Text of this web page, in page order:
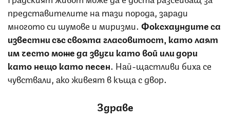
представителите на тази порода, заради
многото си шумове и миризми. Фоксхаундите са
известни със своята гласовитост, като лаят
им често може да звучи като вой или дори
като нещо като песен. Най-щастливи биха се
чувствали, ако живеят в къща с двор.
Здраве